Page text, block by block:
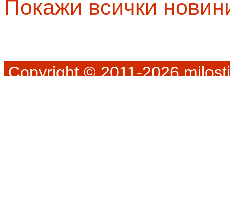
Покажи всички
Copyright © 2011-2026